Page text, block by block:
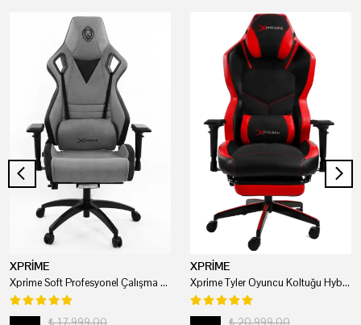
XPRİME
Xprime Soft Profesyonel Çalışma Ve Oyuncu Koltuğu
₺ 17,999.00
XPRİME
Xprime Tyler Oyuncu Koltuğu Hybrid Kumaş Kırmızı
₺ 20,999.00